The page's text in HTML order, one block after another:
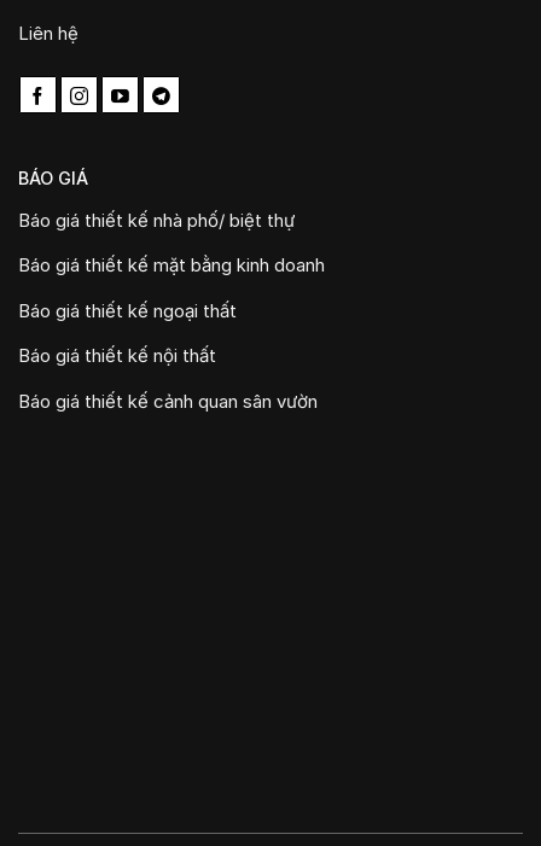
Liên hệ
BÁO GIÁ
Báo giá thiết kế nhà phố/ biệt thự
Báo giá thiết kế mặt bằng kinh doanh
Báo giá thiết kế ngoại thất
Báo giá thiết kế nội thất
Báo giá thiết kế cảnh quan sân vườn